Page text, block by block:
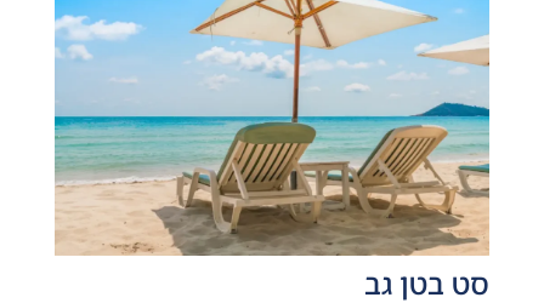
סט בטן גב